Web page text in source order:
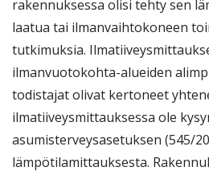
rakennuksessa olisi tehty sen
laatua tai ilmanvaihtokoneen
tutkimuksia.
ilmanvuotokohta-alueiden
todistajat olivat kertoneet
ilmatiiveysmittauksessa ole
asumisterveysasetuksen (545/
lämpötilamittauksesta.